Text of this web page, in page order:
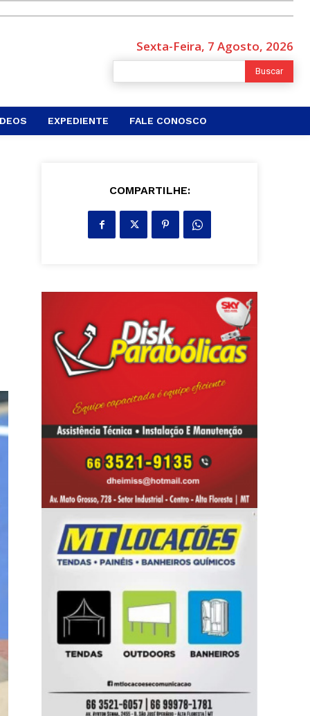
Sexta-Feira, 7 Agosto, 2026
Buscar
EXPEDIENTE FALE CONOSCO
COMPARTILHE: